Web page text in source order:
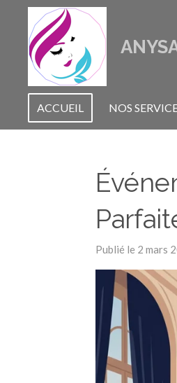
contenu
principal
ACCUEIL NOS
Publié le 2 mars